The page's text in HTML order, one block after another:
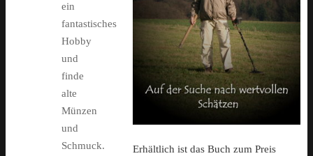
ein
fantastisches
Hobby
und
finde
alte
Münzen
und
Schmuck.
Erhältlich ist das Buch zum Preis